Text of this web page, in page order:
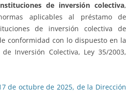
de inversión colectiva,
aplicables al préstamo de
de inversión colectiva de
conformidad con lo dispuesto en la
Inversión Colectiva, Ley 35/2003,
de octubre de 2025, de la Dirección